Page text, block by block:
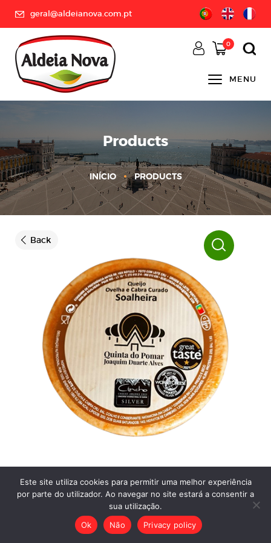
geral@aldeianova.com.pt
MENU
0
Products
INÍCIO PRODUCTS
Back
QUEIJO DE OVELHA E CABRA
CURADO SOALHEIRA
Este site utiliza cookies para permitir uma melhor experiência
por parte do utilizador. Ao navegar no site estará a consentir a
sua utilização.
Ok
Não Privacy policy